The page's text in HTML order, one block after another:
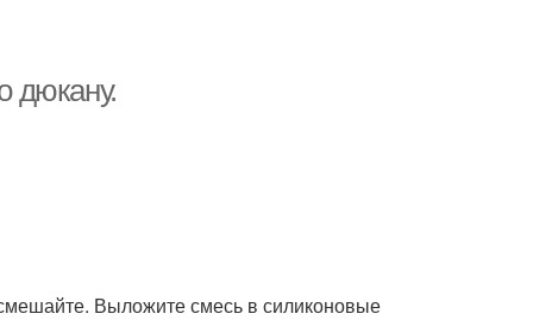
дюкану.
Выложите смесь в силиконовые